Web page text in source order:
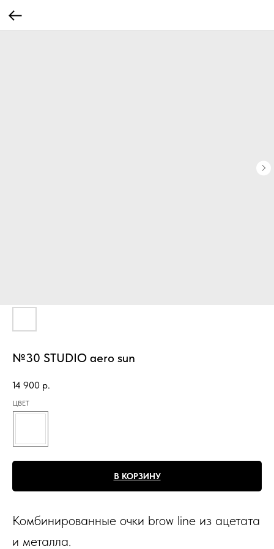
№30 STUDIO aero sun
14 900 р.
ЦВЕТ
В КОРЗИНУ
Комбинированные очки brow line из ацетата
и металла.